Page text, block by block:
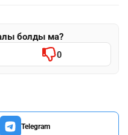
болды ма?
0
Telegram